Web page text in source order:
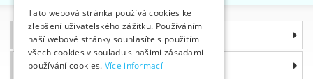
Informace
Proč si zvolit právě nás
ENGLISH
GERMAN
Tato webová stránka používá cookies ke
zlepšení uživatelského zážitku. Používáním
naší webové stránky souhlasíte s použitím
všech cookies v souladu s našimi zásadami
používání cookies. Více informací